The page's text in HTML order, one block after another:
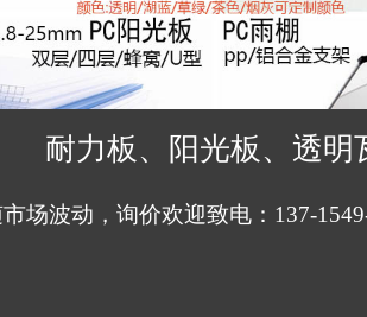
耐力板、阳光板、透明
场波动，询价欢迎致电：137-